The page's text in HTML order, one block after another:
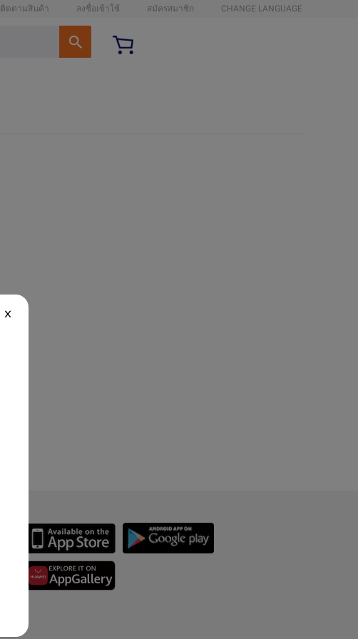
ติดตามสินค้า ลงชื่อเข้าใช้ สมัครสมาชิก CHANGE LANGUAGE
X